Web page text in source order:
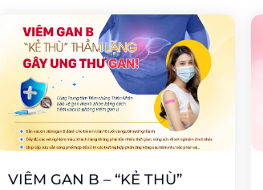
VIÊM GAN B – “KẺ THÙ”